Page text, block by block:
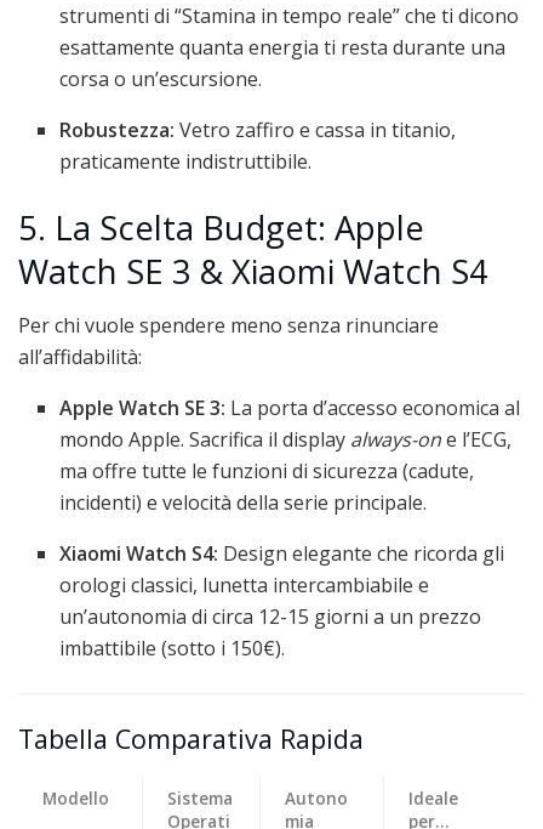
strumenti di “Stamina in tempo reale” che ti dicono
esattamente quanta energia ti resta durante una
corsa o un’escursione.
Robustezza: Vetro zaffiro e cassa in titanio,
praticamente indistruttibile.
5. La Scelta Budget: Apple
Watch SE 3 & Xiaomi Watch S4
Per chi vuole spendere meno senza rinunciare
all’affidabilità:
Apple Watch SE 3: La porta d’accesso economica al
mondo Apple. Sacrifica il display always-one l’ECG,
ma offre tutte le funzioni di sicurezza (cadute,
incidenti) e velocità della serie principale.
Xiaomi Watch S4: Design elegante che ricorda gli
orologi classici, lunetta intercambiabile e
un’autonomia di circa 12-15 giorni a un prezzo
imbattibile (sotto i 150€).
Tabella Comparativa Rapida
Modello
Sistema
Operati
Autono
mia
Ideale
per…